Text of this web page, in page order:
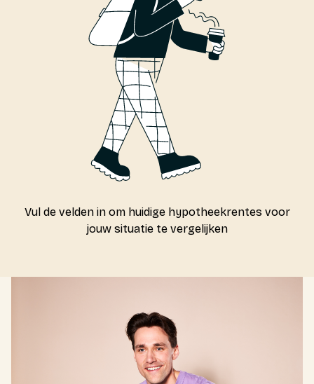
Vul de velden in om huidige hypotheekrentes voor
jouw situatie te vergelijken